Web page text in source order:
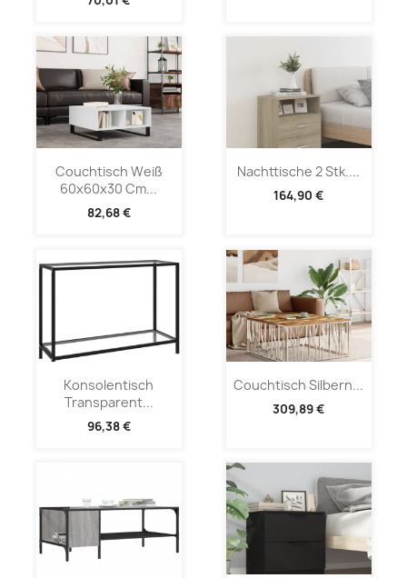
Couchtisch Weiß
60x60x30 Cm...
82,68 €
Nachttische 2 Stk....
164,90 €
Konsolentisch
Transparent...
96,38 €
Couchtisch Silbern...
309,89 €